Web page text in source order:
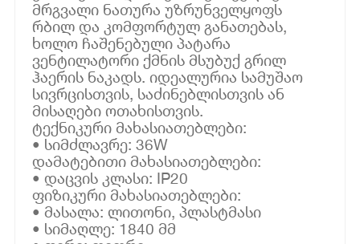
მრგვალი ნათურა უზრუნველყოფს
რბილ და კომფორტულ განათებას,
ხოლო ჩაშენებული პატარა
ვენტილატორი ქმნის მსუბუქ გრილ
ჰაერის ნაკადს. იდეალურია სამუშაო
სივრცისთვის, საძინებლისთვის ან
მისაღები ოთახისთვის.
ტექნიკური მახასიათებლები:
• სიმძლავრე: 36W
დამატებითი მახასიათებლები:
• დაცვის კლასი: IP20
ფიზიკური მახასიათებლები:
• მასალა: ლითონი, პლასტმასი
• სიმაღლე: 1840 მმ